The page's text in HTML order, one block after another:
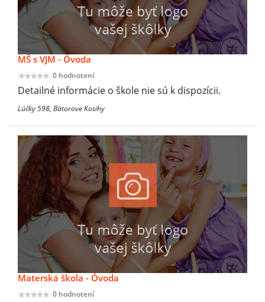
MŠ s VJM - Óvoda
0 hodnotení
Detailné informácie o škole nie sú k dispozícii.
Lúčky 598, Bátorove Kosihy
Materská škola - Óvoda
0 hodnotení